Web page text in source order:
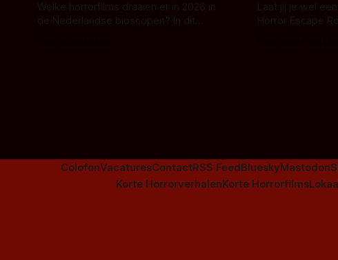
Welke horrorfilms draaien er in 2026 in
de Nederlandse bioscopen? In dit
Laat jij je wel
Horror Escape
ColofonVacaturesContactRSS FeedBlueskyMastodon
Korte HorrorverhalenKorte Horrorfilms